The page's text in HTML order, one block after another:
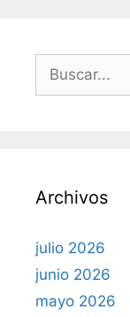
:Archivos
julio 2026
junio 2026
mayo 2026